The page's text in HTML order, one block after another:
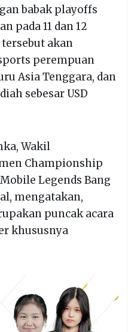
babak playoffs
pada 11 dan 12
akan
perempuan
Asia Tenggara, dan
sebesar USD
Wakil
Championship
Legends Bang
mengatakan,
puncak acara
khususnya